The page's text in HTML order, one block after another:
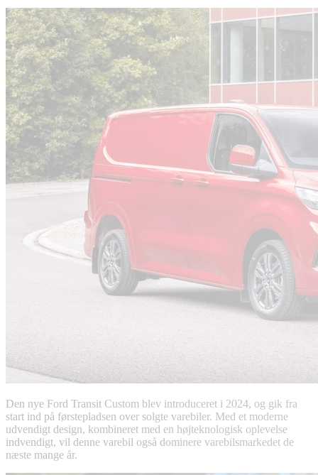
Den nye Ford Transit Custom blev introduceret i 2024, og gik fra
start ind på førstepladsen over solgte varebiler. Med et moderne
udvendigt design, kombineret med en højteknologisk oplevelse
indvendigt, vil denne varebil også dominere varebilsmarkedet de
næste mange år.